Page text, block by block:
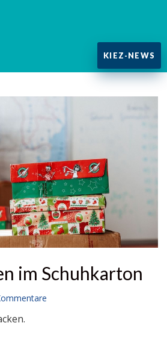
KIEZ-NEWS
im Schuhkarton